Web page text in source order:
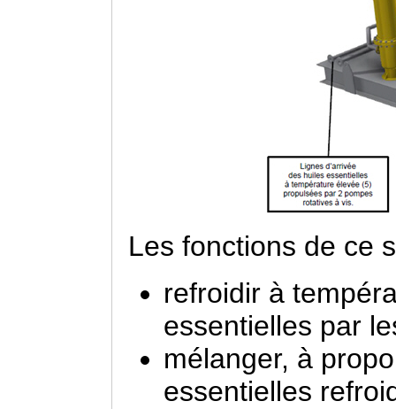
Les fonctions de ce
refroidir à
essentielles par
mélanger, à
essentielles